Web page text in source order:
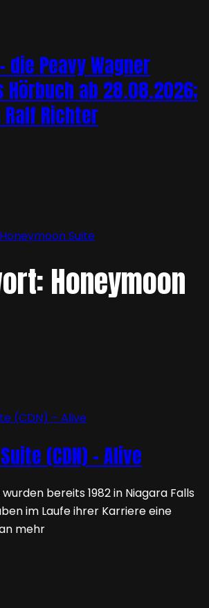
die Peavy Wagner
ab 28.08.2026;
Richter
Honeymoon Suite
Honeymoon
(CDN) – Alive
bereits 1982 in Niagara Falls
im Laufe ihrer Karriere eine
mehr